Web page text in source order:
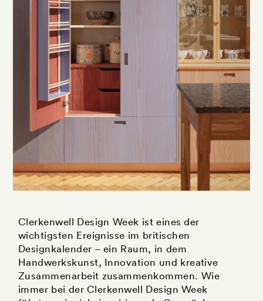
Clerkenwell Design Week ist eines der
wichtigsten Ereignisse im britischen
Designkalender – ein Raum, in dem
Handwerkskunst, Innovation und kreative
Zusammenarbeit zusammenkommen. Wie
immer bei der Clerkenwell Design Week